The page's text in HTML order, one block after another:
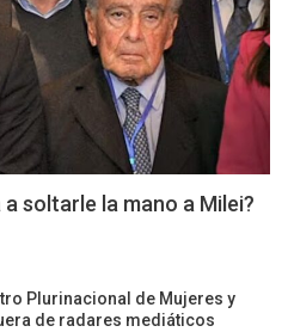
soltarle la mano a Milei?
Plurinacional de Mujeres y
de radares mediáticos